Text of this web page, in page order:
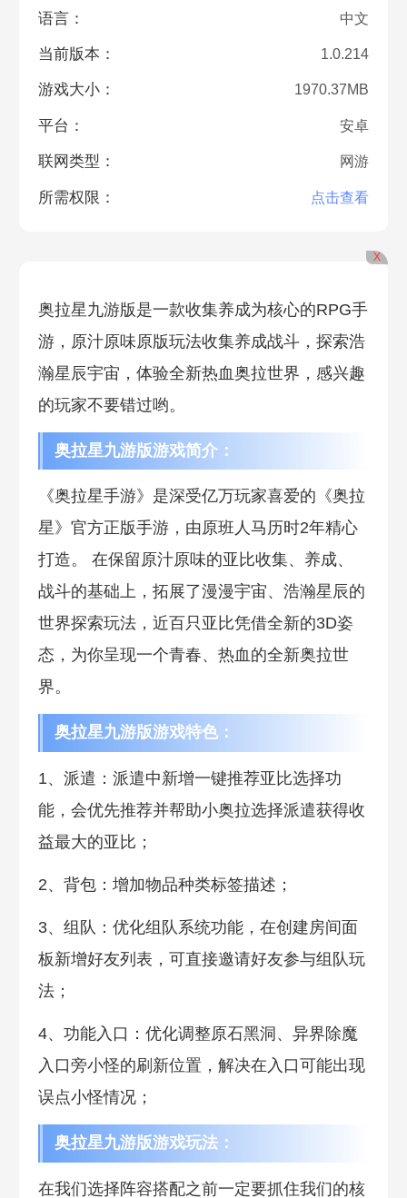
语言： 中文
当前版本： 1.0.214
游戏大小： 1970.37MB
平台： 安卓
联网类型： 网游
所需权限： 点击查看
X
奥拉星九游版是一款收集养成为核心的RPG手
游，原汁原味原版玩法收集养成战斗，探索浩
瀚星辰宇宙，体验全新热血奥拉世界，感兴趣
的玩家不要错过哟。
奥拉星九游版游戏简介：
《奥拉星手游》是深受亿万玩家喜爱的《奥拉
星》官方正版手游，由原班人马历时2年精心
打造。 在保留原汁原味的亚比收集、养成、
战斗的基础上，拓展了漫漫宇宙、浩瀚星辰的
世界探索玩法，近百只亚比凭借全新的3D姿
态，为你呈现一个青春、热血的全新奥拉世
界。
奥拉星九游版游戏特色：
1、派遣：派遣中新增一键推荐亚比选择功
能，会优先推荐并帮助小奥拉选择派遣获得收
益最大的亚比；
2、背包：增加物品种类标签描述；
3、组队：优化组队系统功能，在创建房间面
板新增好友列表，可直接邀请好友参与组队玩
法；
4、功能入口：优化调整原石黑洞、异界除魔
入口旁小怪的刷新位置，解决在入口可能出现
误点小怪情况；
奥拉星九游版游戏玩法：
在我们选择阵容搭配之前一定要抓住我们的核